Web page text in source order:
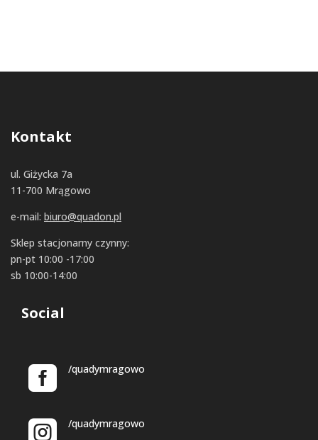
Kontakt
ul. Giżycka 7a
11-700 Mrągowo
e-mail: biuro@quadon.pl
Sklep stacjonarny czynny:
pn-pt 10:00 -17:00
sb 10:00-14:00
Social
/quadymragowo
/quadymragowo